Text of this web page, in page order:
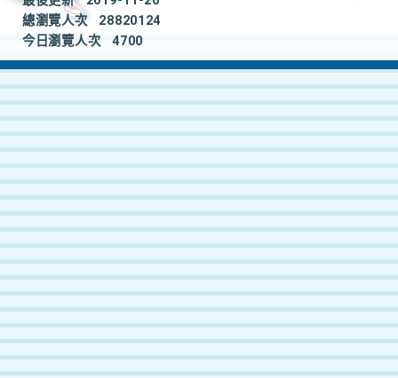
總瀏覽人次
28820124
今日瀏覽人次
4700